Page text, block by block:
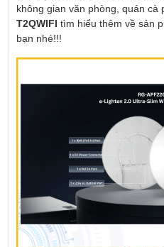
không gian văn phòng, quán cà
T2QWIFI tìm hiểu thêm về sản
bạn nhé!!!